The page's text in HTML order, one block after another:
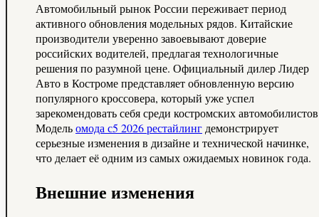
Автомобильный рынок России переживает период
активного обновления модельных рядов. Китайские
производители уверенно завоевывают доверие
российских водителей, предлагая технологичные
решения по разумной цене. Официальный дилер Лидер
Авто в Костроме представляет обновленную версию
популярного кроссовера, который уже успел
зарекомендовать себя среди костромских
Модельомода с5 2026 рестайлинг демонстрирует
серьезные изменения в дизайне и технической начинке,
что делает её одним из самых ожидаемых новинок года.
Внешние изменения